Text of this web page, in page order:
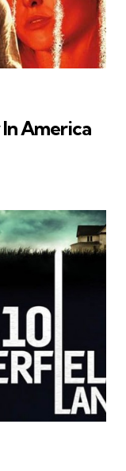
In America